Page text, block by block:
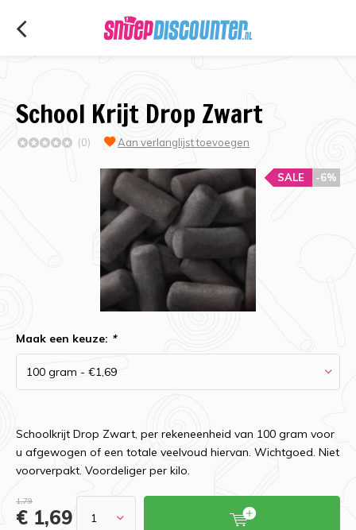
School Krijt Drop Zwart
(0) Aan verlanglijst toevoegen
-6%
SALE
Maak een keuze: *
Schoolkrijt Drop Zwart, per rekeneenheid van 100 gram voor
u afgewogen of een totale veelvoud hiervan. Wichtgoed. Niet
voorverpakt. Voordeliger per kilo.
1,79
€ 1,69